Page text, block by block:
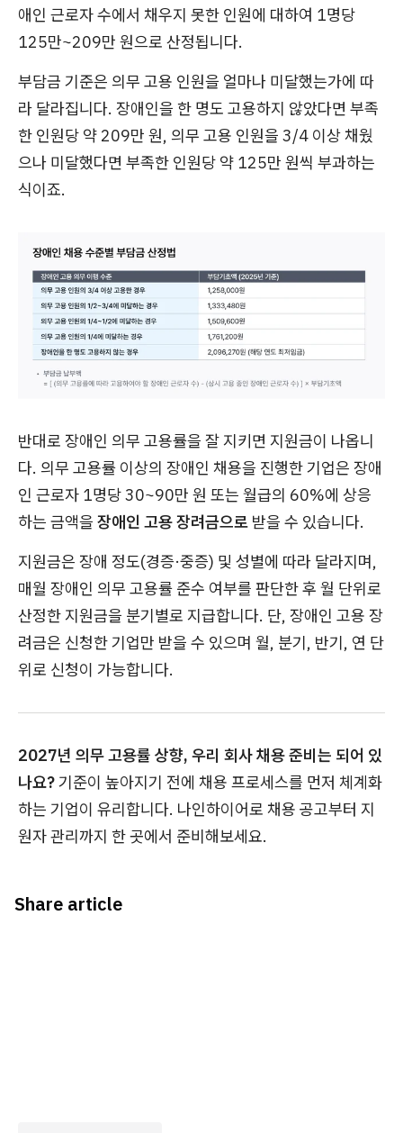
애인 근로자 수에서 채우지 못한 인원에 대하여 1명당
125만~209만 원으로 산정됩니다.
부담금 기준은 의무 고용 인원을 얼마나 미달했는가에 따
라 달라집니다. 장애인을 한 명도 고용하지 않았다면 부족
한 인원당 약 209만 원, 의무 고용 인원을 3/4 이상 채웠
으나 미달했다면 부족한 인원당 약 125만 원씩 부과하는
식이죠.
반대로 장애인 의무 고용률을 잘 지키면 지원금이 나옵니
다. 의무 고용률 이상의 장애인 채용을 진행한 기업은 장애
인 근로자 1명당 30~90만 원 또는 월급의 60%에 상응
하는 금액을 장애인 고용 장려금으로 받을 수 있습니다.
지원금은 장애 정도(경증·중증) 및 성별에 따라 달라지며,
매월 장애인 의무 고용률 준수 여부를 판단한 후 월 단위로
산정한 지원금을 분기별로 지급합니다. 단, 장애인 고용 장
려금은 신청한 기업만 받을 수 있으며 월, 분기, 반기, 연 단
위로 신청이 가능합니다.
2027년 의무 고용률 상향, 우리 회사 채용 준비는 되어 있
나요?기준이 높아지기 전에 채용 프로세스를 먼저 체계화
하는 기업이 유리합니다. 나인하이어로 채용 공고부터 지
원자 관리까지 한 곳에서 준비해보세요.
Share article